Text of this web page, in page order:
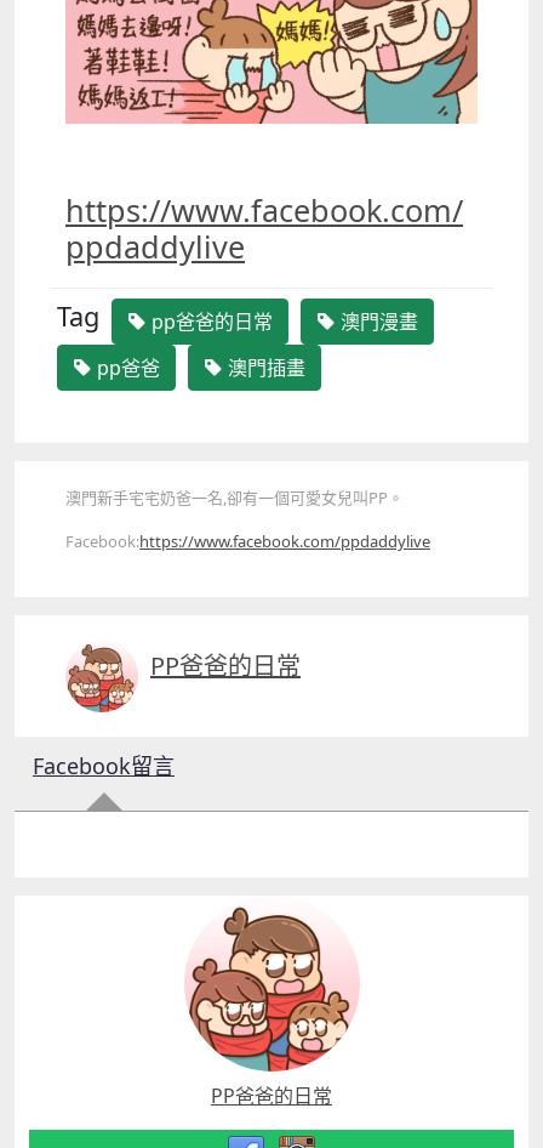
https://www.facebook.com/
ppdaddylive
Tag pp爸爸的日常
澳門漫畫
pp爸爸
澳門插畫
澳門新手宅宅奶爸一名,卻有一個可愛女兒叫PP。
Facebook:https://www.facebook.com/ppdaddylive
PP爸爸的日常
Facebook留言
PP爸爸的日常